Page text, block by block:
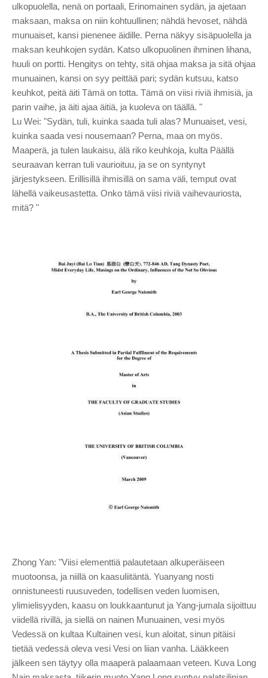
ulkopuolella, nenä on portaali, Erinomainen sydän, ja ajetaan
maksaan, maksa on niin kohtuullinen; nähdä hevoset, nähdä
munuaiset, kansi pienenee äidille. Perna näkyy sisäpuolella ja
maksan keuhkojen sydän. Katso ulkopuolinen ihminen lihana,
huuli on portti. Hengitys on tehty, sitä ohjaa maksa ja sitä ohjaa
munuainen, kansi on syy peittää pari; sydän kutsuu, katso
keuhkot, peitä äiti Tämä on totta. Tämä on viisi riviä ihmisiä, ja
parin vaihe, ja äiti ajaa äitiä, ja kuoleva on täällä. "
Lu Wei: "Sydän, tuli, kuinka saada tuli alas? Munuaiset, vesi,
kuinka saada vesi nousemaan? Perna, maa on myös.
Maaperä, ja tulen laukaisu, älä riko keuhkoja, kulta Päällä
seuraavan kerran tuli vaurioituu, ja se on syntynyt
järjestykseen. Erillisillä ihmisillä on sama väli, temput ovat
lähellä vaikeusastetta. Onko tämä viisi riviä vaihevauriosta,
mitä? "
Zhong Yan: "Viisi elementtiä palautetaan alkuperäiseen
muotoonsa, ja niillä on kaasuliitäntä. Yuanyang nosti
onnistuneesti ruusuveden, todellisen veden luomisen,
ylimielisyyden, kaasu on loukkaantunut ja Yang-jumala sijoittuu
viidellä rivillä, ja siellä on nainen Munuainen, vesi myös
Vedessä on kultaa Kultainen vesi, kun aloitat, sinun pitäisi
tietää vedessä oleva vesi Vesi on liian vanha. Lääkkeen
jälkeen sen täytyy olla maaperä palaamaan veteen. Kuva Long